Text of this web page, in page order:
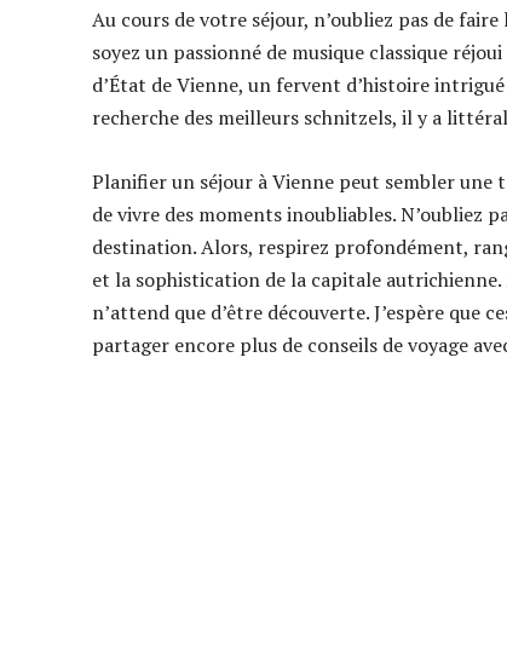
Au cours de votre séjour, n’oubliez pas de
soyez un passionné de musique classique
d’État de Vienne, un fervent d’histoire
recherche des meilleurs schnitzels, il y a
Planifier un séjour à Vienne peut sembler une
de vivre des moments inoubliables. N’oubliez
destination. Alors, respirez profondément,
et la sophistication de la capitale
n’attend que d’être découverte. J’espère que
partager encore plus de conseils de voyage